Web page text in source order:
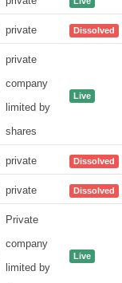
private Dissolved
private
company
limited by
shares
Live
private Dissolved
private Dissolved
Private
company
limited by
Live